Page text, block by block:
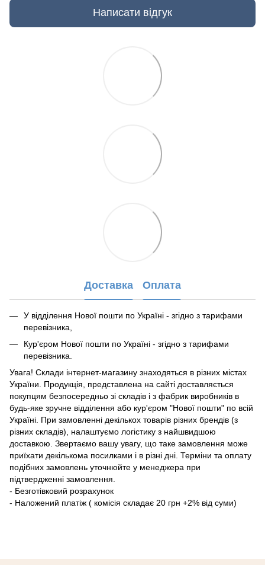
Написати відгук
Доставка Оплата
У відділення Нової пошти по Україні - згідно з тарифами
перевізника,
Кур'єром Нової пошти по Україні - згідно з тарифами
перевізника.
Увага! Склади інтернет-магазину знаходяться в різних містах
України. Продукція, представлена ​​на сайті доставляється
покупцям безпосередньо зі складів і з фабрик виробників в
будь-яке зручне відділення або кур'єром "Нової пошти" по всій
Україні. При замовленні декількох товарів різних брендів (з
різних складів), налаштуємо логістику з найшвидшою
доставкою. Звертаємо вашу увагу, що таке замовлення може
приїхати декількома посилками і в різні дні. Терміни та оплату
подібних замовлень уточнюйте у менеджера при
підтвердженні замовлення.
- Безготівковий розрахунок
- Наложений платіж ( комісія складає 20 грн +2% від суми)